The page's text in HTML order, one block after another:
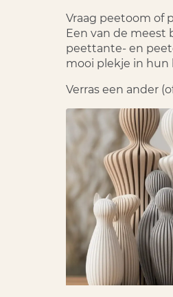
Vraag peetoom of
Een van de meest
peettante- en
mooi plekje in hun
Verras een ander